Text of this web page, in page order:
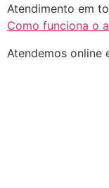
Atendimento em
Como funciona o
Atendemos online